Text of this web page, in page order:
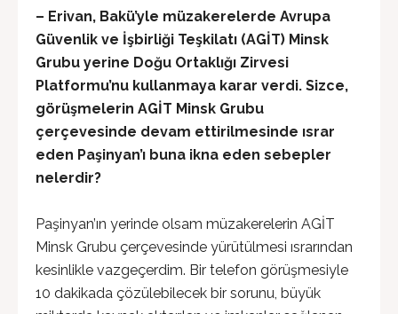
– Erivan, Bakü’yle müzakerelerde Avrupa
Güvenlik ve İşbirliği Teşkilatı (AGİT) Minsk
Grubu yerine Doğu Ortaklığı Zirvesi
Platformu’nu kullanmaya karar verdi. Sizce,
görüşmelerin AGİT Minsk Grubu
çerçevesinde devam ettirilmesinde ısrar
eden Paşinyan’ı buna ikna eden sebepler
nelerdir?
Paşinyan’ın yerinde olsam müzakerelerin AGİT
Minsk Grubu çerçevesinde yürütülmesi ısrarından
kesinlikle vazgeçerdim. Bir telefon görüşmesiyle
10 dakikada çözülebilecek bir sorunu, büyük